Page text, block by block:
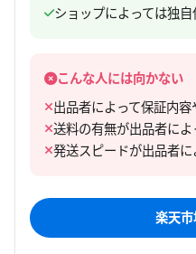
ショップによっては独自
こんな人には向かない
出品者によって保証内
送料の有無が出品者によ
発送スピードが出品者に
楽天市